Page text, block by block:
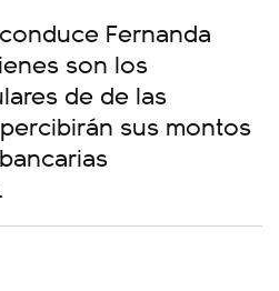
Fernanda
son los
de de las
sus montos